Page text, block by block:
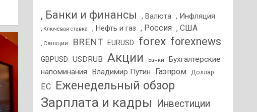
, Банки и финансы , Валюта , Инфляция
, Ключевая ставка , Нефть и газ , Россия , США
, Санкции BRENT EURUSD forex forexnews
GBPUSD USDRUB Акции Банки
Бухгалтерские
напоминания
Владимир Путин Газпром Доллар
ЕС Еженедельный обзор
Зарплата и кадры Инвестиции